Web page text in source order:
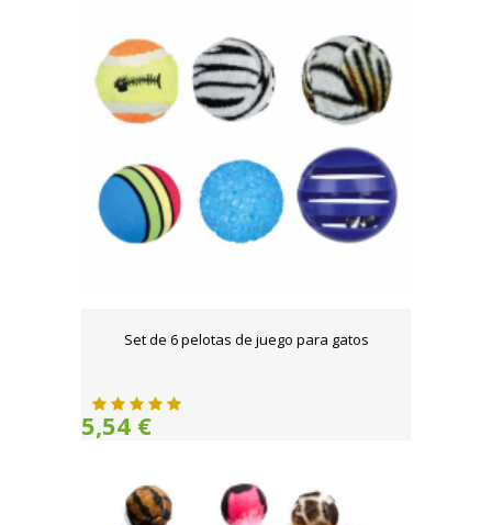
Set de 6 pelotas de juego para gatos
5,54 €